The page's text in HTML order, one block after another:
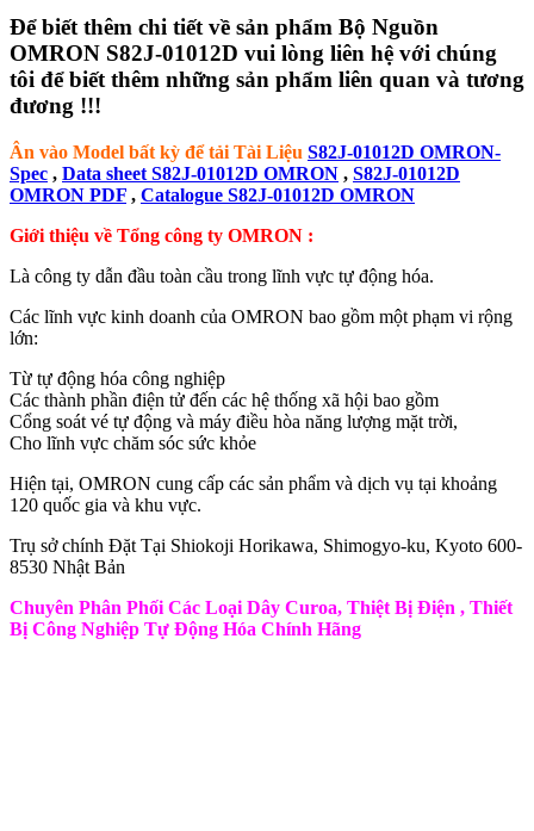
Để biết thêm chi tiết về sản phẩm Bộ Nguồn
OMRON S82J-01012D vui lòng liên hệ với chúng
tôi để biết thêm những sản phẩm liên quan và tương
đương !!!
Ân vào Model bất kỳ để tải Tài Liệu S82J-01012D OMRON-
Spec , Data sheet S82J-01012D OMRON , S82J-01012D
OMRON PDF , Catalogue S82J-01012D OMRON
Giới thiệu về Tổng công ty OMRON :
Là công ty dẫn đầu toàn cầu trong lĩnh vực tự động hóa.
Các lĩnh vực kinh doanh của OMRON bao gồm một phạm vi rộng
lớn:
Từ tự động hóa công nghiệp
Các thành phần điện tử đến các hệ thống xã hội bao gồm
Cổng soát vé tự động và máy điều hòa năng lượng mặt trời,
Cho lĩnh vực chăm sóc sức khỏe
Hiện tại, OMRON cung cấp các sản phẩm và dịch vụ tại khoảng
120 quốc gia và khu vực.
Trụ sở chính Đặt Tại Shiokoji Horikawa, Shimogyo-ku, Kyoto 600-
8530 Nhật Bản
Chuyên Phân Phối Các Loại Dây Curoa, Thiệt Bị Điện , Thiết
Bị Công Nghiệp Tự Động Hóa Chính Hãng